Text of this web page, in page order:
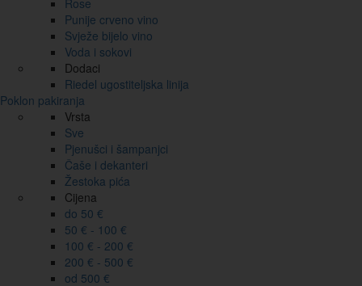
Rose
Punije crveno vino
Svježe bijelo vino
Voda i sokovi
Dodaci
Riedel ugostiteljska linija
Poklon pakiranja
Vrsta
Sve
Pjenušci i šampanjci
Čaše i dekanteri
Žestoka pića
Cijena
do 50 €
50 € - 100 €
100 € - 200 €
200 € - 500 €
od 500 €